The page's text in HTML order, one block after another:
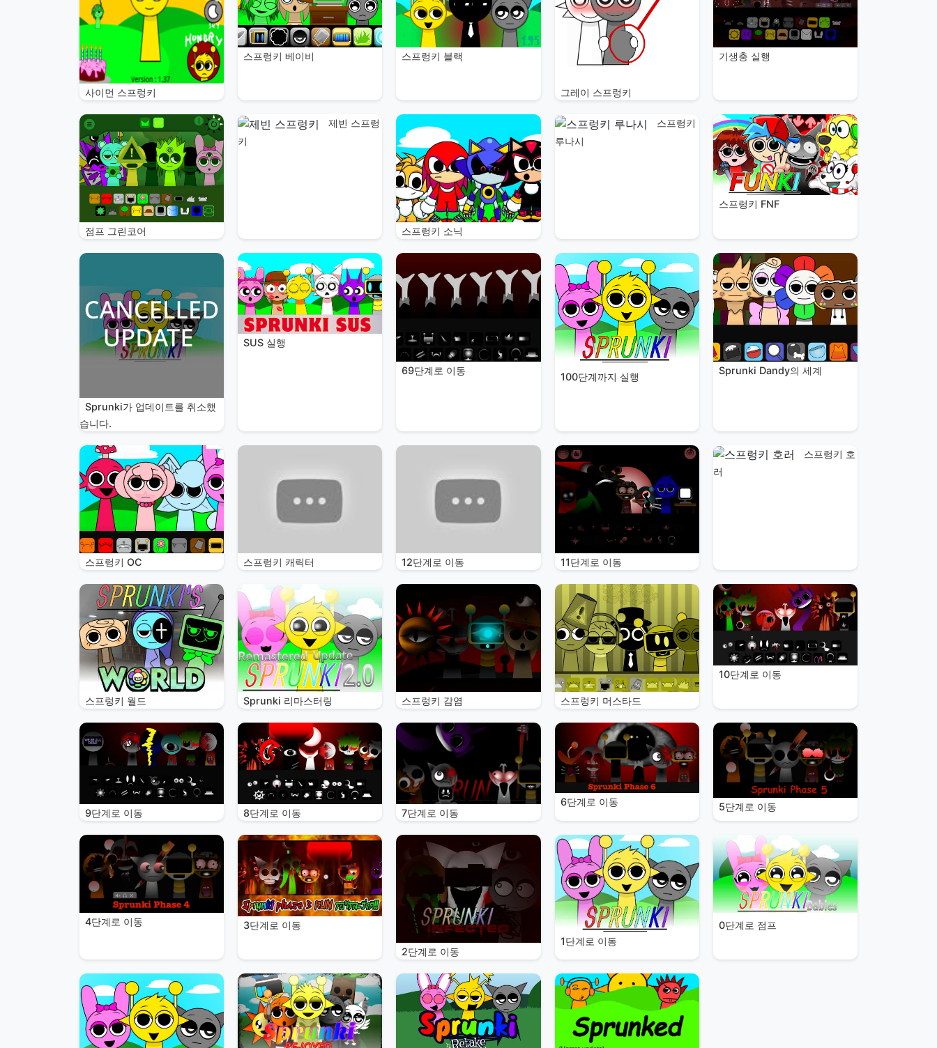
사이먼 스프렁키
스프렁키 베이비 스프렁키 블랙
그레이 스프렁키
기생충 실행
점프 그린코어
제빈 스프렁
키
스프렁키 소닉
스프렁키
루나시
스프렁키 FNF
Sprunki가 업데이트를 취소했
습니다.
SUS 실행
69단계로 이동
100단계까지 실행
Sprunki Dandy의 세계
스프렁키 OC 스프렁키 캐릭터 12단계로 이동 11단계로 이동
스프렁키 호
러
스프렁키 월드 Sprunki 리마스터링 스프렁키 감염 스프렁키 머스타드
10단계로 이동
9단계로 이동 8단계로 이동 7단계로 이동
6단계로 이동 5단계로 이동
4단계로 이동 3단계로 이동
2단계로 이동
1단계로 이동
0단계로 점프